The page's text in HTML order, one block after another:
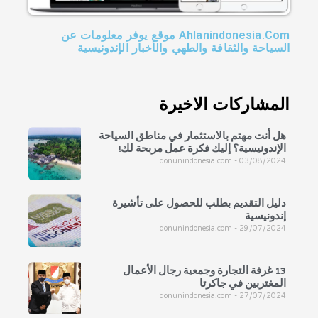
Ahlanindonesia.Com موقع يوفر معلومات عن
السياحة والثقافة والطهي والأخبار الإندونيسية
المشاركات الاخيرة
هل أنت مهتم بالاستثمار في مناطق السياحة
الإندونيسية؟ إليك فكرة عمل مربحة لك!
qonunindonesia.com 03/08/2024
دليل التقديم بطلب للحصول على تأشيرة
إندونيسية
qonunindonesia.com 29/07/2024
13 غرفة التجارة وجمعية رجال الأعمال
المغتربين في جاكرتا
qonunindonesia.com 27/07/2024